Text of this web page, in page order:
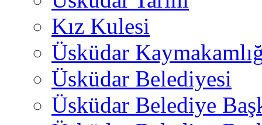
Kız Kulesi
Üsküdar
Üsküdar Belediyesi
Üsküdar Belediye